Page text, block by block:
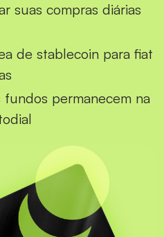
suas compras diárias
de stablecoin para fiat
permanecem na